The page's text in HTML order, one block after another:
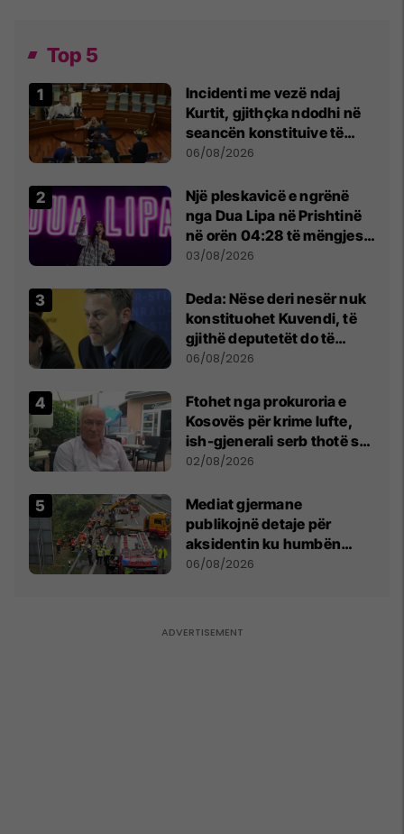
Top 5
Incidenti me vezë ndaj
Kurtit, gjithçka ndodhi në
seancën konstituive të
Kuvendit
06/08/2026
Një pleskavicë e ngrënë
nga Dua Lipa në Prishtinë
në orën 04:28 të mëngjesit
- dhe bota digjitale serbe
03/08/2026
Deda: Nëse deri nesër nuk
konstituohet Kuvendi, të
gjithë deputetët do të
bëjnë shkelje të rëndë
06/08/2026
Ftohet nga prokuroria e
Kosovës për krime lufte,
ish-gjenerali serb thotë se
dikush e tradhtoi në
02/08/2026
Mediat gjermane
publikojnë detaje për
aksidentin ku humbën
jetën tre mërgimtarë nga
06/08/2026